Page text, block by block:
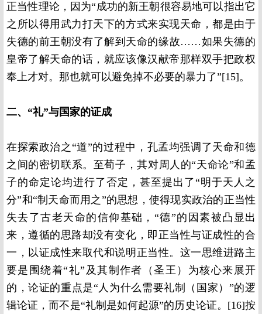
正当性理论，因为“成功的新王朝很容易地可以指出它
之所以得用武力打天下的方式来实现天命，都是由于
失德的前王朝没有了解到天命的缘故……如果失德的
皇帝了解天命的话，就应该像汉献帝那样双手把政权
奉上才对。那也就可以避免掉不必要的暴力了”[15]。
二、“礼”与国家的证成
在探索政治之“道”的过程中，孔孟均强调了天命和德
之间的密切联系。至荀子，其对周人的“天命论”和孟
子的命定论均进行了否定，甚至提出了“明于天人之
分”和“制天命而用之”的思想，使得现实政治的正当性
失去了古老天命的信仰基础，“德”的因素被凸显出
来，遵循的思路却没有变化，即正当性与证成性的合
一，以证成性来取代和说明正当性。这一思维进路主
要是围绕着“礼”及其制作者（圣王）为核心来展开
的，论证的重点是“人为什么需要礼制（国家）”的逻
辑论证，而不是“礼制是如何起源”的历史论证。[16]按